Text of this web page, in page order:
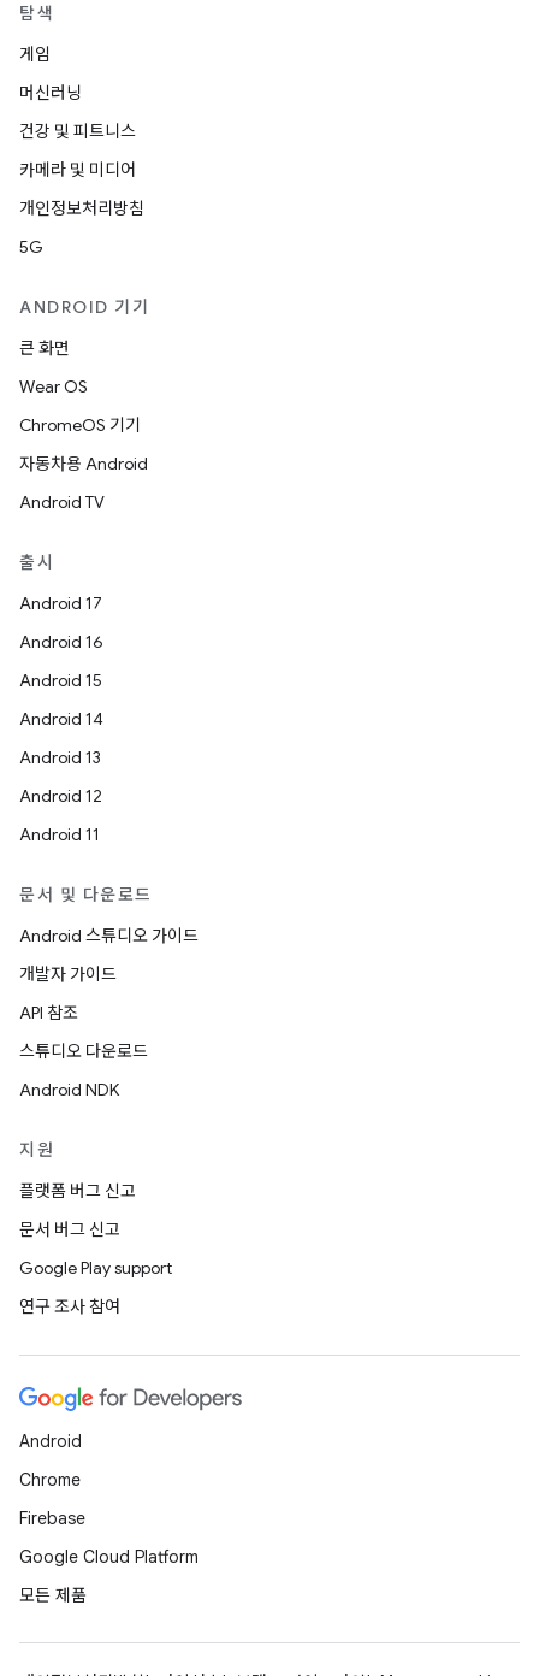
탐색
게임
머신러닝
건강 및 피트니스
카메라 및 미디어
개인정보처리방침
5G
ANDROID 기기
큰 화면
Wear OS
ChromeOS 기기
자동차용 Android
Android TV
출시
Android 17
Android 16
Android 15
Android 14
Android 13
Android 12
Android 11
문서 및 다운로드
Android 스튜디오 가이드
개발자 가이드
API 참조
스튜디오 다운로드
Android NDK
지원
플랫폼 버그 신고
문서 버그 신고
Google Play support
연구 조사 참여
Android
Chrome
Firebase
Google Cloud Platform
모든 제품